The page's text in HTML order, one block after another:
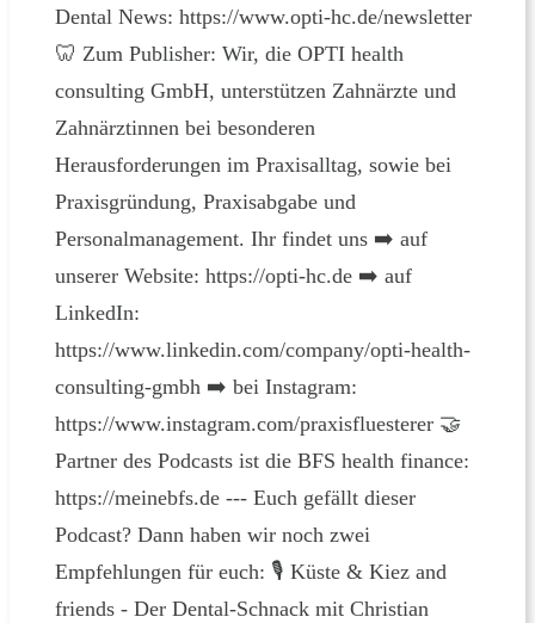
Dental News: https://www.opti-hc.de/newsletter
🦷 Zum Publisher: Wir, die OPTI health
consulting GmbH, unterstützen Zahnärzte und
Zahnärztinnen bei besonderen
Herausforderungen im Praxisalltag, sowie bei
Praxisgründung, Praxisabgabe und
Personalmanagement. Ihr findet uns ➡️ auf
unserer Website: https://opti-hc.de ➡️ auf
LinkedIn:
https://www.linkedin.com/company/opti-health-
consulting-gmbh ➡️ bei Instagram:
https://www.instagram.com/praxisfluesterer 🤝
Partner des Podcasts ist die BFS health finance:
https://meinebfs.de --- Euch gefällt dieser
Podcast? Dann haben wir noch zwei
Empfehlungen für euch: 🎙 Küste & Kiez and
friends - Der Dental-Schnack mit Christian